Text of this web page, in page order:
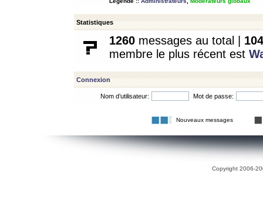
Statistiques
1260 messages au total | 104
membre le plus récent est
Connexion
Nom d’utilisateur: Mot de passe:
Nouveaux messages
Copyright 2006-